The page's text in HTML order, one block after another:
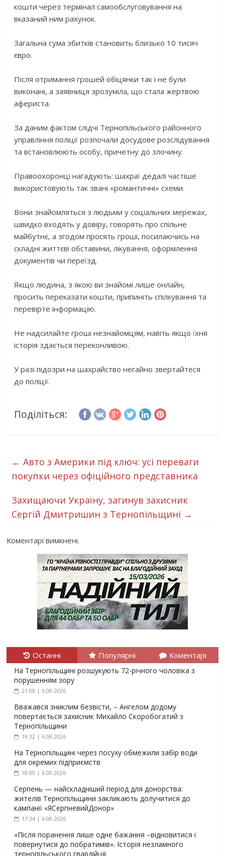
кошти через термінал самообслуговування на
вказаний ним рахунок.
Загальна сума збитків становить близько 10 тисяч
євро.
Після отримання грошей обіцянки так і не були
виконані, а заявниця зрозуміла, що стала жертвою
афериста.
За даним фактом слідчі Тернопільського районного
управління поліції розпочали досудове розслідування
та встановлюють особу, причетну до злочину.
Правоохоронці нагадують: шахраї дедалі частіше
використовують так звані «романтичні» схеми.
Вони знайомляться з людьми у соціальних мережах,
швидко входять у довіру, говорять про спільне
майбутнє, а згодом просять гроші, посилаючись на
складні життєві обставини, лікування, оформлення
документів чи переїзд.
Якщо людина, з якою ви знайомі лише онлайн,
просить переказати кошти, припиніть спілкування та
перевірте інформацію.
Не надсилайте гроші незнайомцям, навіть якщо їхня
історія здається переконливою.
У разі підозри на шахрайство негайно звертайтеся
до поліції.
Поділіться:
← Авто з Америки під ключ: усі переваги
покупки через офіційного представника
Захищаючи Україну, загинув захисник
Сергій Дмитришин з Тернопільщині →
Коментарі вимкнені.
Останні Популярні Коментарі
На Тернопільщині розшукують 72-річного чоловіка з
порушенням зору
21:08 | 6.08.2026
Вважався зниклим безвісти, – Ангелом додому
повертається захисник Михайло Скоробогатий з
Тернопільщини
19:32 | 6.08.2026
На Тернопільщині через посуху обмежили забір води
для окремих підприємств
18:00 | 6.08.2026
Серпень — найскладніший період для донорства:
жителів Тернопільщини закликають долучитися до
кампанії «ЯСерпневийДонор»
17:34 | 6.08.2026
«Після поранення лише одне бажання –відновитися і
повернутися до побратимів». Історія незламного
тернопільського гвардійця